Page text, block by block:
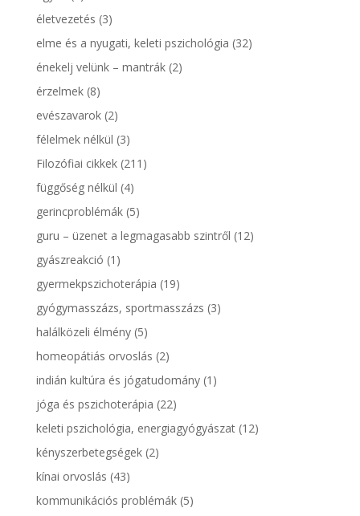
életvezetés (3)
elme és a nyugati, keleti pszichológia (32)
énekelj velünk – mantrák(2)
érzelmek(8)
evészavarok(2)
félelmek nélkül (3)
Filozófiai cikkek(211)
függőség nélkül (4)
gerincproblémák(5)
guru – üzenet a legmagasabb szintről (12)
gyászreakció (1)
gyermekpszichoterápia (19)
gyógymasszázs, sportmasszázs (3)
halálközeli élmény(5)
homeopátiás orvoslás (2)
indián kultúra és jógatudomány(1)
jóga és pszichoterápia (22)
keleti pszichológia, energiagyógyászat(12)
kényszerbetegségek(2)
kínai orvoslás (43)
kommunikációs problémák(5)